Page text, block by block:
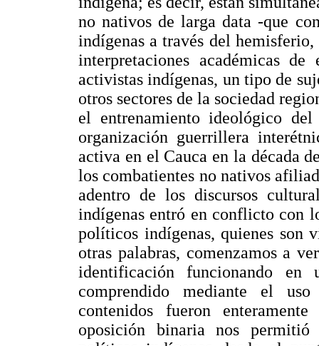
no nativos de larga data -que
indígenas a través del
interpretaciones académicas
activistas indígenas, un tipo de
otros sectores de la sociedad
el entrenamiento ideológico
organización guerrillera
activa en el Cauca en la década
los combatientes no nativos
adentro de los discursos
indígenas entró en conflicto con
políticos indígenas, quienes son
otras palabras, comenzamos a
identificación funcionando en
comprendido mediante el
contenidos fueron
oposición binaria nos